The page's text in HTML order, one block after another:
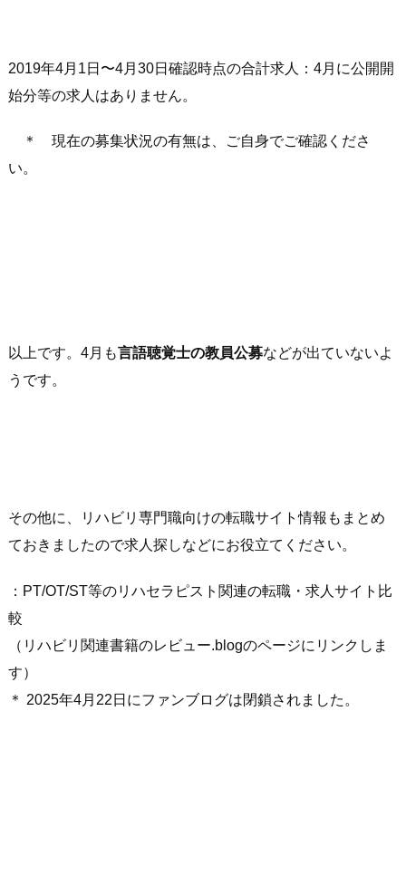
2019年4月1日〜4月30日確認時点の合計求人：4月に公開開
始分等の求人はありません。
＊ 現在の募集状況の有無は、ご自身でご確認くださ
い。
以上です。4月も言語聴覚士の教員公募などが出ていないよ
うです。
その他に、リハビリ専門職向けの転職サイト情報もまとめ
ておきましたので求人探しなどにお役立てください。
：PT/OT/ST等のリハセラピスト関連の転職・求人サイト比
較
（リハビリ関連書籍のレビュー.blogのページにリンクしま
す）
＊ 2025年4月22日にファンブログは閉鎖されました。